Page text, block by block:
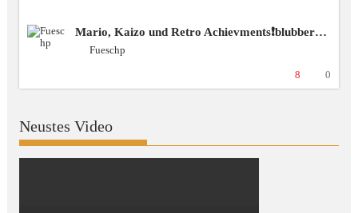
Mario, Kaizo und Retro Achievments❗️blubbercast❗️Discord ❗️BSG [+18 GER]
Fueschp
8 0
Neustes Video